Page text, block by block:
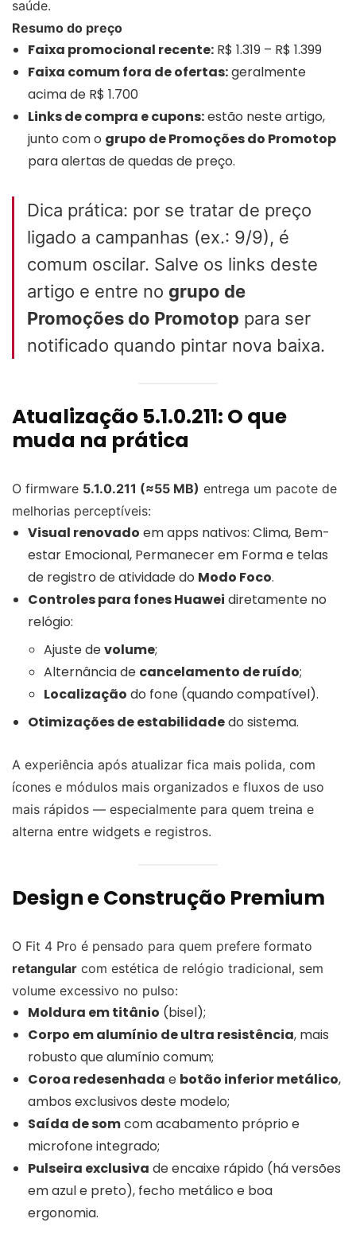
saúde.
Resumo do preço
Faixa promocional recente: R$ 1.319 – R$ 1.399
Faixa comum fora de ofertas:geralmente
acima de R$ 1.700
Links de compra e cupons:estão neste artigo,
junto com o grupo de Promoções do Promotop
para alertas de quedas de preço.
Dica prática: por se tratar de preço
ligado a campanhas (ex.: 9/9), é
comum oscilar. Salve os links deste
artigo e entre no grupo de
Promoções do Promotop para ser
notificado quando pintar nova baixa.
Atualização 5.1.0.211: O que
muda na prática
O firmware 5.1.0.211 (≈55 MB) entrega um pacote de
melhorias perceptíveis:
Visual renovado em apps nativos: Clima, Bem-
estar Emocional, Permanecer em Forma e telas
de registro de atividade do Modo Foco.
Controles para fones Huawei diretamente no
relógio:
Ajuste devolume;
Alternância de cancelamento de ruído;
Localização do fone (quando compatível).
Otimizações de estabilidadedo sistema.
A experiência após atualizar fica mais polida, com
ícones e módulos mais organizados e fluxos de uso
mais rápidos — especialmente para quem treina e
alterna entre widgets e registros.
Design e Construção Premium
O Fit 4 Pro é pensado para quem prefere formato
retangular com estética de relógio tradicional, sem
volume excessivo no pulso:
Moldura em titânio (bisel);
Corpo em alumínio de ultra resistência, mais
robusto que alumínio comum;
Coroa redesenhada e botão inferior metálico,
ambos exclusivos deste modelo;
Saída de somcom acabamento próprio e
microfone integrado;
Pulseira exclusiva de encaixe rápido (há versões
em azul e preto), fecho metálico e boa
ergonomia.